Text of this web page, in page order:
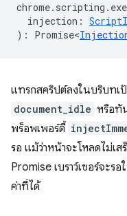
chrome. scripting .
injection :
) : Promise<
แทรกสคริปต์ลงในบริบทเ
document_idle หรือทั
พร็อพเพอร์ตี้
รอ แม้ว่าหน้าจะโหลดไม่เ
Promise เบราว์เซอร์จะ
ค่าที่ได้